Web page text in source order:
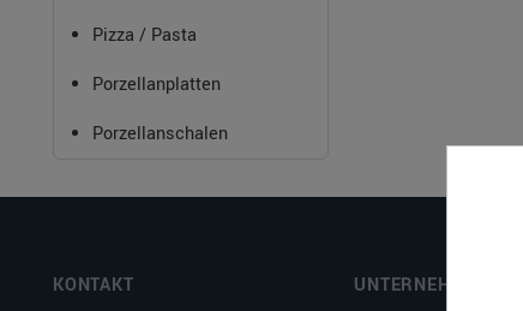
Pizza / Pasta
Porzellanplatten
Porzellanschalen
KONTAKT UNTERNEHMEN